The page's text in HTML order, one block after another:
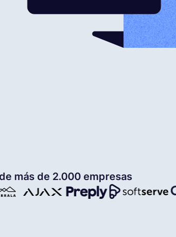
más de 2.000 empresas